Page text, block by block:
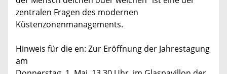
zentralen Fragen des modernen
Küstenzonenmanagements.
Hinweis für die en: Zur Eröffnung der Jahrestagung
am